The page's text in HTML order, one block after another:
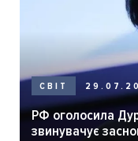
СВІТ
РФ оголосила
звинувачує